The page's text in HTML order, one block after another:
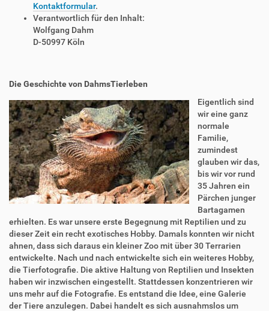
Kontaktformular.
Verantwortlich für den Inhalt:
Wolfgang Dahm
D-50997 Köln
Die Geschichte von DahmsTierleben
Eigentlich sind
wir eine ganz
normale
Familie,
zumindest
glauben wir das,
bis wir vor rund
35 Jahren ein
Pärchen junger
Bartagamen
erhielten. Es war unsere erste Begegnung mit Reptilien und zu
dieser Zeit ein recht exotisches Hobby. Damals konnten wir nicht
ahnen, dass sich daraus ein kleiner Zoo mit über 30 Terrarien
entwickelte. Nach und nach entwickelte sich ein weiteres Hobby,
die Tierfotografie. Die aktive Haltung von Reptilien und Insekten
haben wir inzwischen eingestellt. Stattdessen konzentrieren wir
uns mehr auf die Fotografie. Es entstand die Idee, eine Galerie
der Tiere anzulegen. Dabei handelt es sich ausnahmslos um